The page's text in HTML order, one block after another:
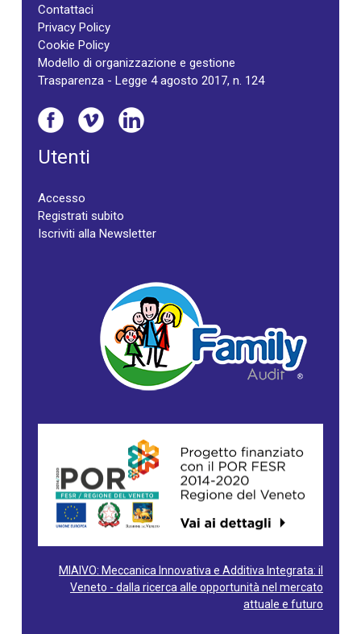
Contattaci
Privacy Policy
Cookie Policy
Modello di organizzazione e gestione
Trasparenza - Legge 4 agosto 2017, n. 124
Utenti
Accesso
Registrati subito
Iscriviti alla Newsletter
MIAIVO: Meccanica Innovativa e Additiva Integrata: il
Veneto - dalla ricerca alle opportunità nel mercato
attuale e futuro